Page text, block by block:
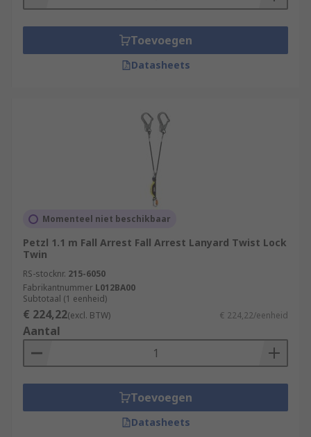
Toevoegen
Datasheets
Momenteel niet beschikbaar
Petzl 1.1 m Fall Arrest Fall Arrest Lanyard Twist Lock
Twin
RS-stocknr. 215-6050
Fabrikantnummer L012BA00
Subtotaal (1 eenheid)
€ 224,22(excl. BTW) € 224,22/eenheid
Aantal
Toevoegen
Datasheets